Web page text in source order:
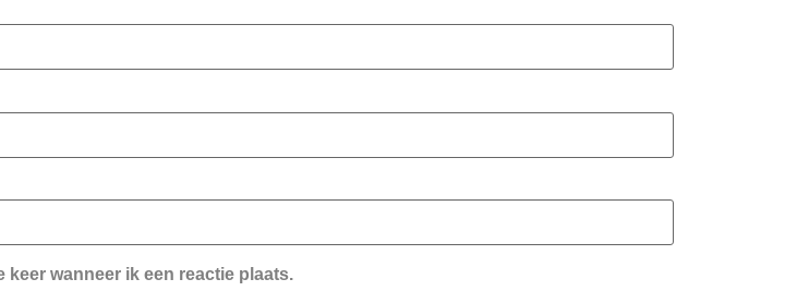
wanneer ik een reactie plaats.